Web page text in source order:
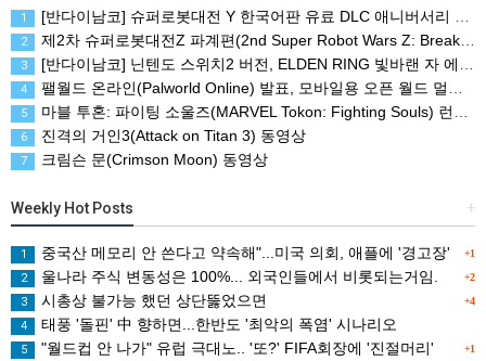
1 [반다이남코] 슈퍼로봇대전 Y 한국어판 유료 DLC 애니버서리 확장팩, 8월 5일 판매 시작
2 제2차 슈퍼로봇대전Z 파계편(2nd Super Robot Wars Z: Break the World Chapter) Remastered 제작 결정
3 [반다이남코] 닌텐도 스위치2 버전, ELDEN RING 빛바랜 자 에디션 패키지 예약 판매, 8월 5일 시작
4 팰월드 온라인(Palworld Online) 발표, 모바일용 오픈 월드 멀티플레이 생존 크래프트
5 마블 투혼: 파이팅 소울즈(MARVEL Tokon: Fighting Souls) 런칭 트레일러
6 진격의 거인3(Attack on Titan 3) 동영상
7 크림슨 문(Crimson Moon) 동영상
+
Weekly Hot Posts
+1
1 중국산 메모리 안 쓴다고 약속해"...미국 의회, 애플에 '경고장'
+2
2 울나라 주식 변동성은 100%... 외국인들에서 비롯되는거임.
+4
3 시총상 불가능 했던 상단뚫었으면
4 태풍 '돌핀' 中 향하면...한반도 '최악의 폭염' 시나리오
+1
5 "월드컵 안 나가" 유럽 극대노.. '또?' FIFA회장에 '진절머리'